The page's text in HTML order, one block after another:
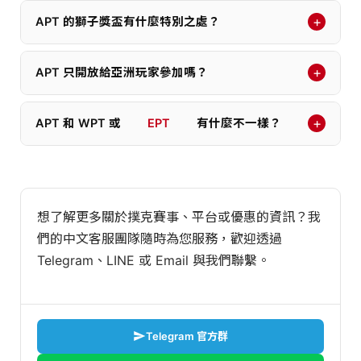
APT 的獅子獎盃有什麼特別之處？ +
APT 只開放給亞洲玩家參加嗎？ +
APT 和 WPT 或 EPT 有什麼不一樣？ +
想了解更多關於撲克賽事、平台或優惠的資訊？我
們的中文客服團隊隨時為您服務，歡迎透過
Telegram、LINE 或 Email 與我們聯繫。
Telegram 官方群